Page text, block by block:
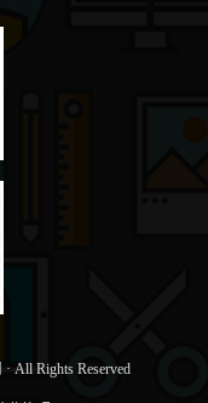
· All Rights Reserved